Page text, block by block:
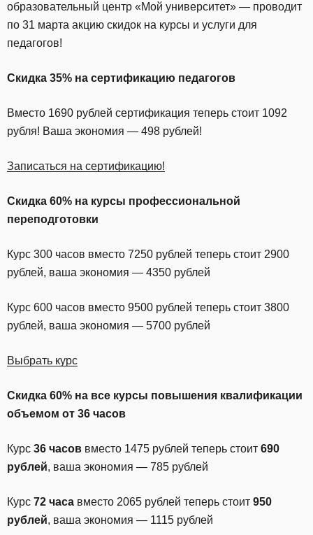
образовательный центр «Мой университет» — проводит
по 31 марта акцию скидок на курсы и услуги для
педагогов!
Скидка 35% на сертификацию педагогов
Вместо 1690 рублей сертификация теперь стоит 1092
рубля! Ваша экономия — 498 рублей!
Записаться на сертификацию!
Скидка 60% на курсы профессиональной
переподготовки
Курс 300 часов вместо 7250 рублей теперь стоит 2900
рублей, ваша экономия — 4350 рублей
Курс 600 часов вместо 9500 рублей теперь стоит 3800
рублей, ваша экономия — 5700 рублей
Выбрать курс
Скидка 60% на все курсы повышения квалификации
объемом от 36 часов
Курс 36 часов вместо 1475 рублей теперь стоит 690
рублей, ваша экономия — 785 рублей
Курс 72 часа вместо 2065 рублей теперь стоит 950
рублей, ваша экономия — 1115 рублей